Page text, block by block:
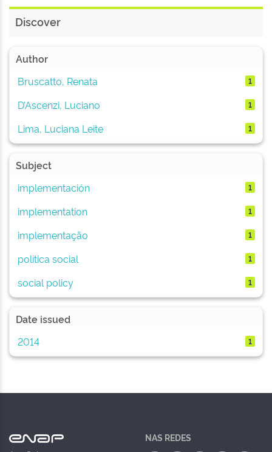
Discover
Author
Bruscatto, Renata
1
D’Ascenzi, Luciano 1
Lima, Luciana Leite 1
Subject
implementación
1
implementation 1
implementação 1
política social 1
social policy 1
Date issued
2014
1
NAS REDES